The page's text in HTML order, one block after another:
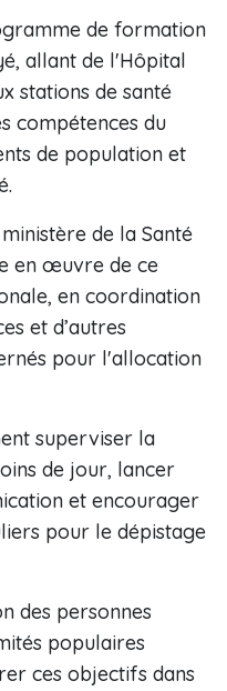
de formation
allant de l'Hôpital
stations de santé
compétences du
de population et
de la Santé
en œuvre de ce
en coordination
et d’autres
pour l'allocation
superviser la
de jour, lancer
et encourager
pour le dépistage
des personnes
populaires
ces objectifs dans